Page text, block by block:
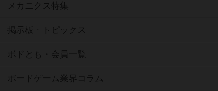
メカニクス特集
掲示板・トピックス
ボドとも・会員一覧
ボードゲーム業界コラム